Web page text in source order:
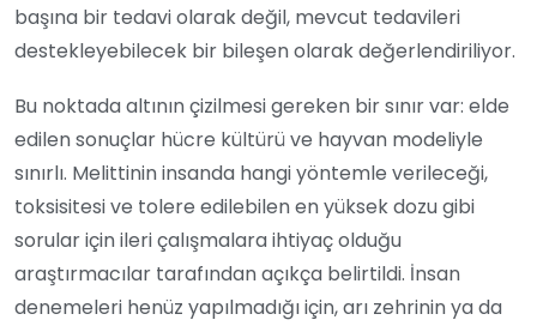
başına bir tedavi olarak değil, mevcut tedavileri
destekleyebilecek bir bileşen olarak değerlendiriliyor.
Bu noktada altının çizilmesi gereken bir sınır var: elde
edilen sonuçlar hücre kültürü ve hayvan modeliyle
sınırlı. Melittinin insanda hangi yöntemle verileceği,
toksisitesi ve tolere edilebilen en yüksek dozu gibi
sorular için ileri çalışmalara ihtiyaç olduğu
araştırmacılar tarafından açıkça belirtildi. İnsan
denemeleri henüz yapılmadığı için, arı zehrinin ya da